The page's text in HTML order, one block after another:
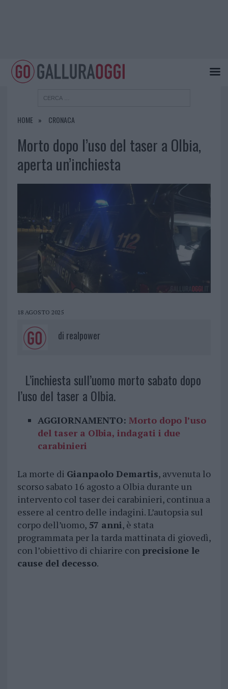
HOME CRONACA
Morto dopo l’uso del taser a Olbia,
aperta un’inchiesta
18 AGOSTO 2025
di realpower
L’inchiesta sull’uomo morto sabato dopo
l’uso del taser a Olbia.
AGGIORNAMENTO: Morto dopo l’uso
del taser a Olbia, indagati i due
carabinieri
La morte di Gianpaolo Demartis, avvenuta lo
scorso sabato 16 agosto a Olbia durante un
intervento col taser dei carabinieri, continua a
essere al centro delle indagini. L’autopsia sul
corpo dell’uomo, 57 anni, è stata
programmata per la tarda mattinata di giovedì,
con l’obiettivo di chiarire con precisione le
cause del decesso.